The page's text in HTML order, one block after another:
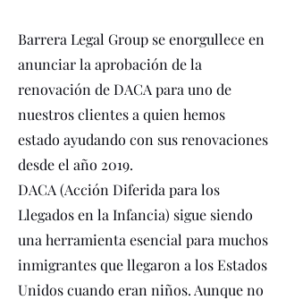
Barrera Legal Group se enorgullece en
anunciar la aprobación de la
renovación de DACA para uno de
nuestros clientes a quien hemos
estado ayudando con sus renovaciones
desde el año 2019.
DACA (Acción Diferida para los
Llegados en la Infancia) sigue siendo
una herramienta esencial para muchos
inmigrantes que llegaron a los Estados
Unidos cuando eran niños. Aunque no